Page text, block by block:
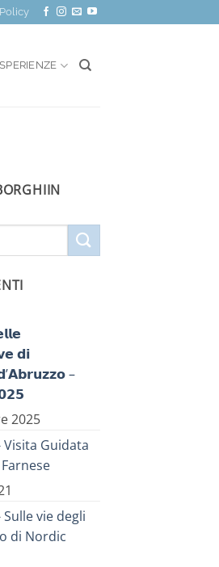
𝗱𝗶
–
2025
Visita Guidata
Sulle vie degli
di Nordic